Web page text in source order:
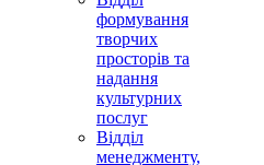
формування
творчих
просторів та
надання
культурних
послуг
Відділ
менеджменту,